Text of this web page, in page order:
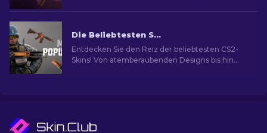
Die Beliebtesten Skins in CS2
Entdecken Sie den Reiz der beliebtesten CS2-
Skins! Von atemberaubenden Designs bis hin